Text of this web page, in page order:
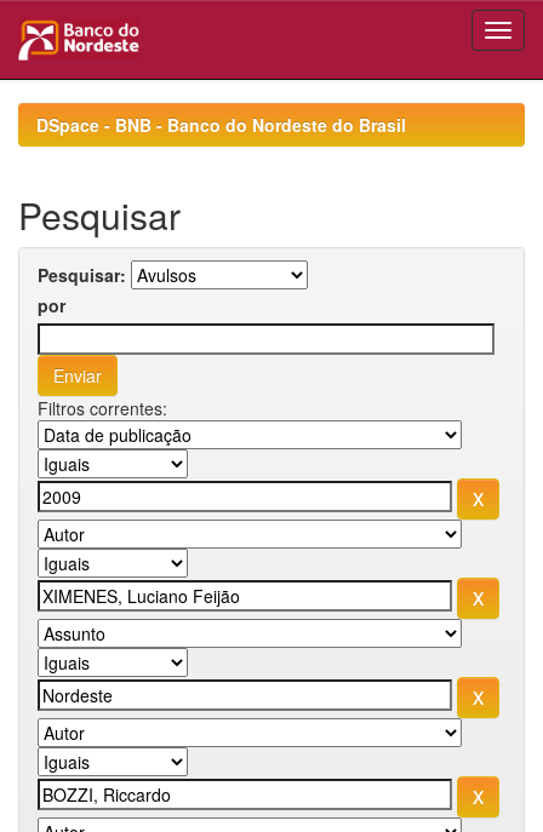
navigationDSpace - BNB - Banco do Nordeste do Brasil
Pesquisar
Pesquisar:
por
Filtros correntes: